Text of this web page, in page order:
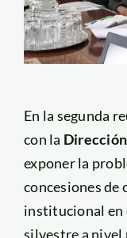
En la segunda
con la
exponer la
concesiones de
institucional en
silvestre a nivel